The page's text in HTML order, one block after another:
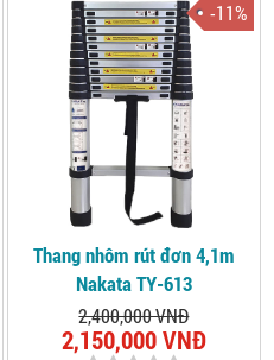
-11%
Thang nhôm rút đơn 4,1m
Nakata TY-613
2,400,000 VNĐ
2,150,000 VNĐ